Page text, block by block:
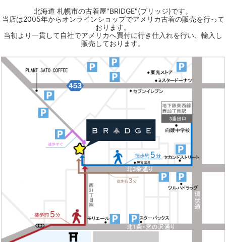
北海道 札幌市の古着屋"BRIDGE"(ブリッジ)です。
当店は2005年からオンラインショップでアメリカ古着の販売を行って
おります。
当初より一貫して自社でアメリカへ買付に行き仕入れを行い、輸入し
販売しております。